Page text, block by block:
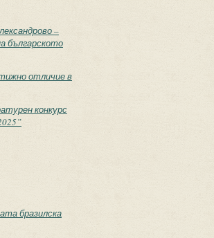
–
българското
отличие в
конкурс
бразилска